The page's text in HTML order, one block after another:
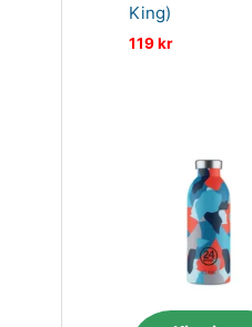
King)
119kr